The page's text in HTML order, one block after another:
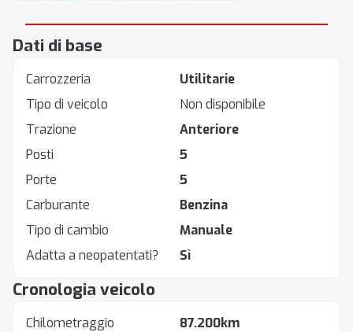
Dati di base
Carrozzeria
Utilitarie
Tipo di veicolo
Non disponibile
Trazione
Anteriore
Posti
5
Porte
5
Carburante
Benzina
Tipo di cambio
Manuale
Adatta a neopatentati?
Sì
Cronologia veicolo
Chilometraggio
87.200km